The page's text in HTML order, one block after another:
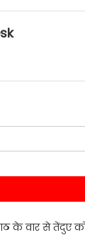
के वार से तेंदुए